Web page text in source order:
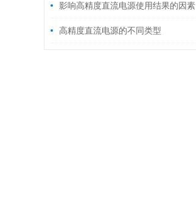
影响高精度直流电源使用结果的因素
高精度直流电源的不同类型